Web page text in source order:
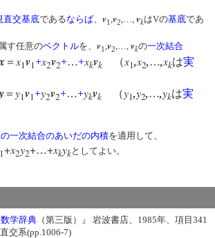
直交基底であるならば、 v1,v2,…, vkはVの基底であ
す任意のベクトルを、 v1,v2,…, vkの一次結合
x ＝ x1v1+x2v2+…+xkvk （x1,x2,…,xkは実
y ＝ y1v1+y2v2+…+ykvk （y1,y2,…,ykは実
一次結合のあいだの内積を適用して、
1+x2y2+…+xkykとしてよい。
学辞典 （第三版）』 岩波書店、1985年、項目341
交系(pp.1006-7)